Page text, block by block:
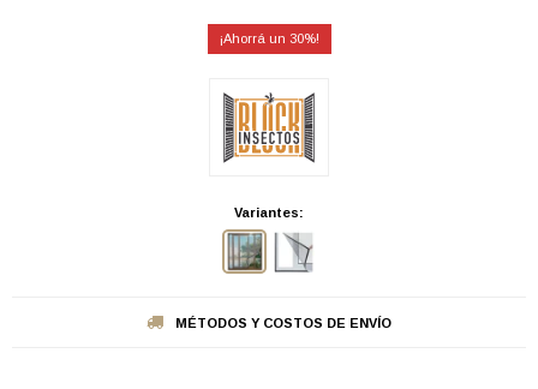
30
Variantes:
MÉTODOS Y COSTOS DE ENVÍO